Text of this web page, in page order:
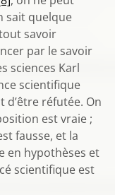
sait quelque
savoir
par le savoir
sciences Karl
scientifique
réfutée. On
est vraie ;
fausse, et la
en hypothèses et
scientifique est